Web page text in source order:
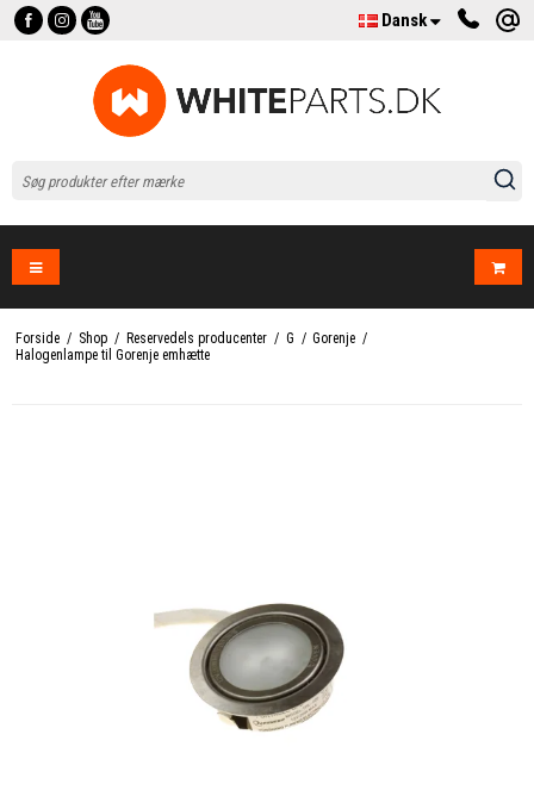
Dansk
Forside / Shop / Reservedels producenter / G / Gorenje /
Halogenlampe til Gorenje emhætte